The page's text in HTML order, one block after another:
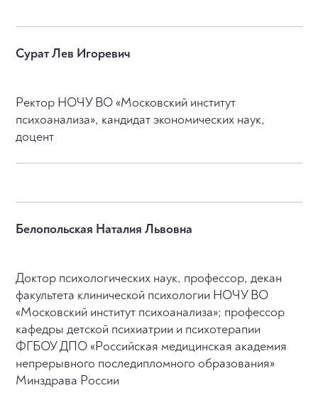
Сурат Лев Игоревич
Ректор НОЧУ ВО «Московский институт
психоанализа», кандидат экономических наук,
доцент
Белопольская Наталия Львовна
Доктор психологических наук, профессор, декан
факультета клинической психологии НОЧУ ВО
«Московский институт психоанализа»; профессор
кафедры детской психиатрии и психотерапии
ФГБОУ ДПО «Российская медицинская академия
непрерывного последипломного образования»
Минздрава России